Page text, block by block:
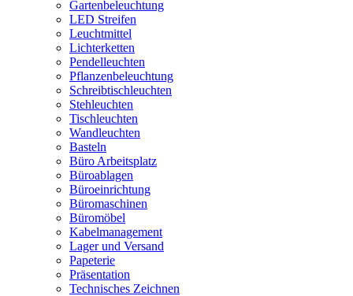
Gartenbeleuchtung
LED Streifen
Leuchtmittel
Lichterketten
Pendelleuchten
Pflanzenbeleuchtung
Schreibtischleuchten
Stehleuchten
Tischleuchten
Wandleuchten
Basteln
Büro Arbeitsplatz
Büroablagen
Büroeinrichtung
Büromaschinen
Büromöbel
Kabelmanagement
Lager und Versand
Papeterie
Präsentation
Technisches Zeichnen